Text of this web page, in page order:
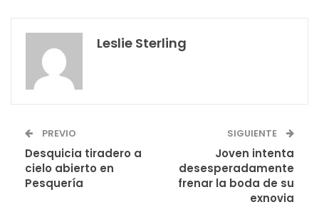
Leslie Sterling
PREVIO
Desquicia tiradero a
cielo abierto en
Pesquería
SIGUIENTE
Joven intenta
desesperadamente
frenar la boda de su
exnovia